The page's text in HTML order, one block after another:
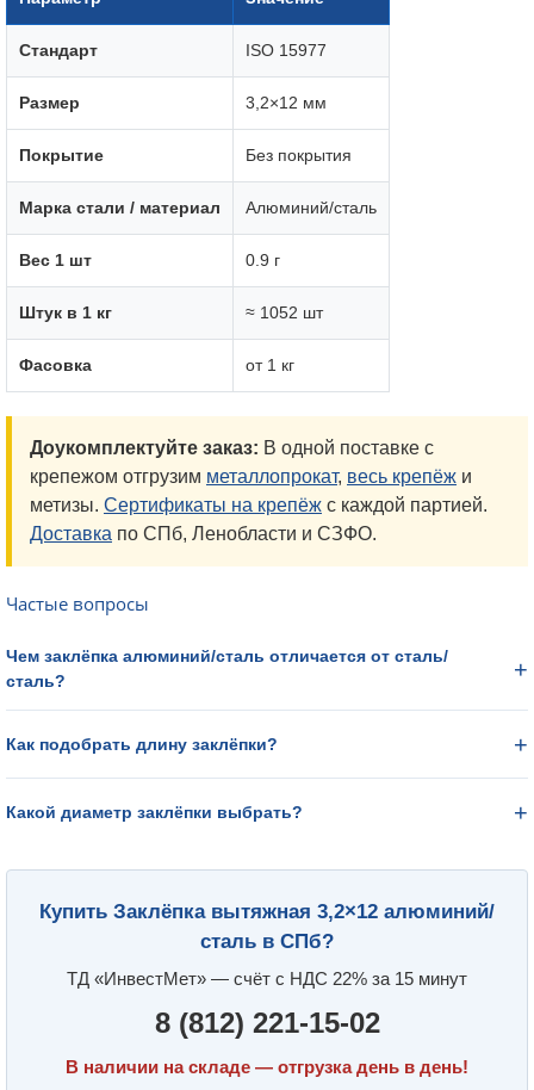
Стандарт ISO 15977
Размер 3,2×12 мм
Покрытие Без покрытия
Марка стали / материал Алюминий/сталь
Вес 1 шт 0.9 г
Штук в 1 кг ≈ 1052 шт
Фасовка от 1 кг
Доукомплектуйте заказ: В одной поставке с
крепежом отгрузим металлопрокат, весь крепёж и
метизы. Сертификаты на крепёж с каждой партией.
Доставка по СПб, Ленобласти и СЗФО.
Частые вопросы
Чем заклёпка алюминий/сталь отличается от сталь/
сталь?
Как подобрать длину заклёпки?
Какой диаметр заклёпки выбрать?
Купить Заклёпка вытяжная 3,2×12 алюминий/
сталь в СПб?
ТД «ИнвестМет» — счёт с НДС 22% за 15 минут
8 (812) 221-15-02
В наличии на складе — отгрузка день в день!